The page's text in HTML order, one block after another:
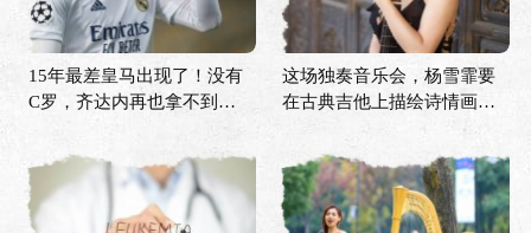
15年最差皇马出现了！没有
C罗，齐达内再也拿不到欧
这场独奏音乐会，杨雪霏要
在古典吉他上描绘诗情画意